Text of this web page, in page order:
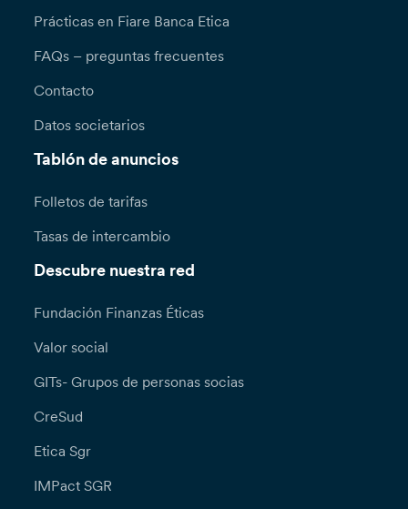
Prácticas en Fiare Banca Etica
FAQs – preguntas frecuentes
Contacto
Datos societarios
Tablón de anuncios
Folletos de tarifas
Tasas de intercambio
Descubre nuestra red
Fundación Finanzas Éticas
Valor social
GITs- Grupos de personas socias
CreSud
Etica Sgr
IMPact SGR